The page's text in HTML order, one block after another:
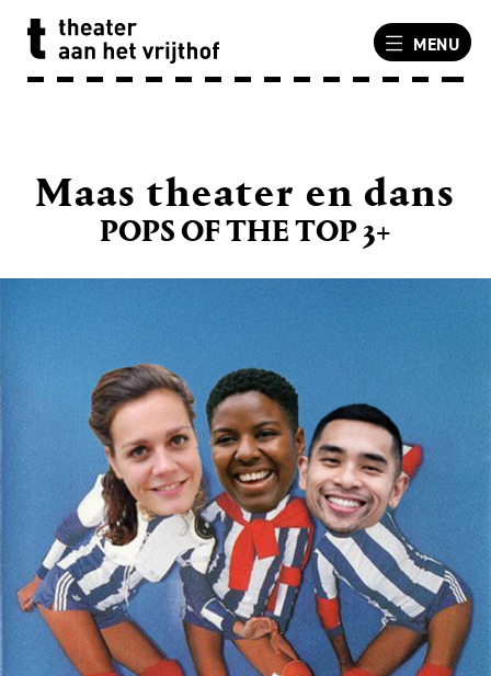
MENU
POPS OF THE TOP 3+
Maas theater en dans